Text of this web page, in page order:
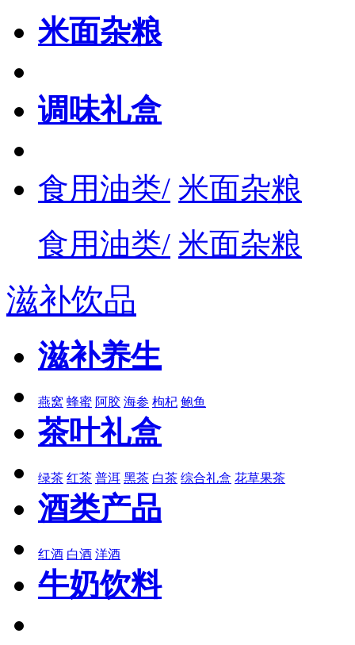
米面杂粮
调味礼盒
食用油类/ 米面杂粮
食用油类/ 米面杂粮
滋补饮品
滋补养生
燕窝 蜂蜜 阿胶 海参 枸杞 鲍鱼
茶叶礼盒
绿茶 红茶 普洱 黑茶 白茶 综合礼盒 花草果茶
酒类产品
红酒 白酒 洋酒
牛奶饮料